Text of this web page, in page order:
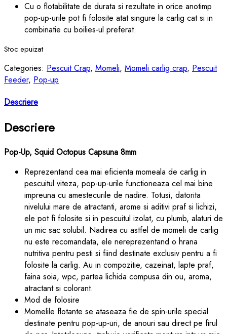
Cu o flotabilitate de durata si rezultate in orice anotimp
pop-up-urile pot fi folosite atat singure la carlig cat si in
combinatie cu boilies-ul preferat.
Stoc epuizat
Categories: Pescuit Crap, Momeli, Momeli carlig crap, Pescuit
Feeder, Pop-up
Descriere
Descriere
Pop-Up, Squid Octopus Capsuna 8mm
Reprezentand cea mai eficienta momeala de carlig in
pescuitul viteza, pop-up-urile functioneaza cel mai bine
impreuna cu amestecurile de nadire. Totusi, datorita
nivelului mare de atractanti, arome si aditivi praf si lichizi,
ele pot fi folosite si in pescuitul izolat, cu plumb, alaturi de
un mic sac solubil. Nadirea cu astfel de momeli de carlig
nu este recomandata, ele nereprezentand o hrana
nutritiva pentru pesti si fiind destinate exclusiv pentru a fi
folosite la carlig. Au in compozitie, cazeinat, lapte praf,
faina soia, wpc, partea lichida compusa din ou, aroma,
atractant si colorant.
Mod de folosire
Momelile flotante se ataseaza fie de spin-urile special
destinate pentru pop-up-uri, de anouri sau direct pe firul